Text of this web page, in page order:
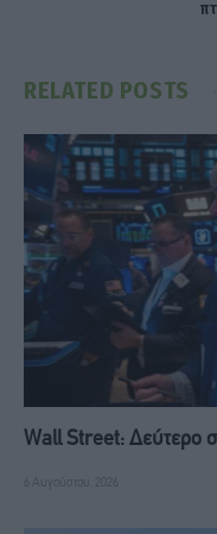
RELATED POSTS
Wall Street: Δεύτερο
6 Αυγούστου, 2026